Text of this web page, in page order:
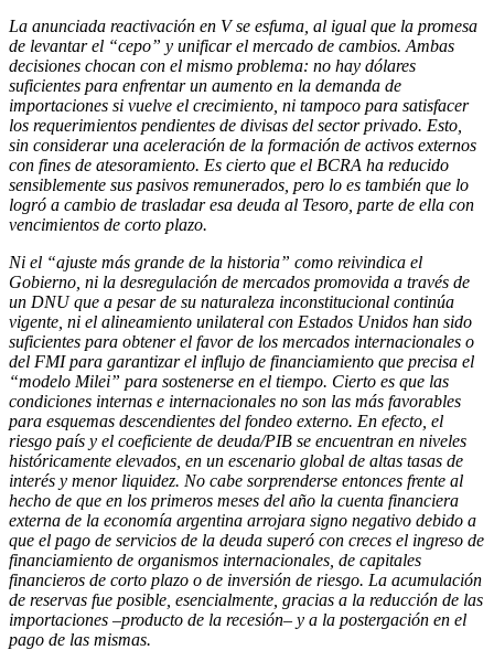
La anunciada reactivación en V se esfuma, al igual que la promesa
de levantar el “cepo” y unificar el mercado de cambios. Ambas
decisiones chocan con el mismo problema: no hay dólares
suficientes para enfrentar un aumento en la demanda de
importaciones si vuelve el crecimiento, ni tampoco para satisfacer
los requerimientos pendientes de divisas del sector privado. Esto,
sin considerar una aceleración de la formación de activos externos
con fines de atesoramiento. Es cierto que el BCRA ha reducido
sensiblemente sus pasivos remunerados, pero lo es también que lo
logró a cambio de trasladar esa deuda al Tesoro, parte de ella con
vencimientos de corto plazo.
Ni el “ajuste más grande de la historia” como reivindica el
Gobierno, ni la desregulación de mercados promovida a través de
un DNU que a pesar de su naturaleza inconstitucional continúa
vigente, ni el alineamiento unilateral con Estados Unidos han sido
suficientes para obtener el favor de los mercados internacionales o
del FMI para garantizar el influjo de financiamiento que precisa el
“modelo Milei” para sostenerse en el tiempo. Cierto es que las
condiciones internas e internacionales no son las más favorables
para esquemas descendientes del fondeo externo. En efecto, el
riesgo país y el coeficiente de deuda/PIB se encuentran en niveles
históricamente elevados, en un escenario global de altas tasas de
interés y menor liquidez. No cabe sorprenderse entonces frente al
hecho de que en los primeros meses del año la cuenta financiera
externa de la economía argentina arrojara signo negativo debido a
que el pago de servicios de la deuda superó con creces el ingreso de
financiamiento de organismos internacionales, de capitales
financieros de corto plazo o de inversión de riesgo. La acumulación
de reservas fue posible, esencialmente, gracias a la reducción de las
importaciones –producto de la recesión– y a la postergación en el
pago de las mismas.